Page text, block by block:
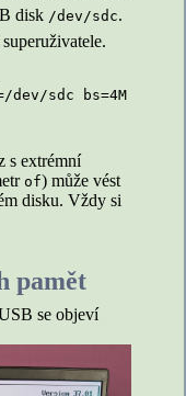
disk /dev/sdc.
sdc bs=4M
s extrémní
of) může vést
disku. Vždy si
pamět
se objeví